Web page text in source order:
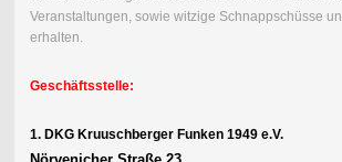
Veranstaltungen, sowie witzige Schnappschüsse
erhalten.
Geschäftsstelle:
1. DKG Kruuschberger Funken 1949 e.V.